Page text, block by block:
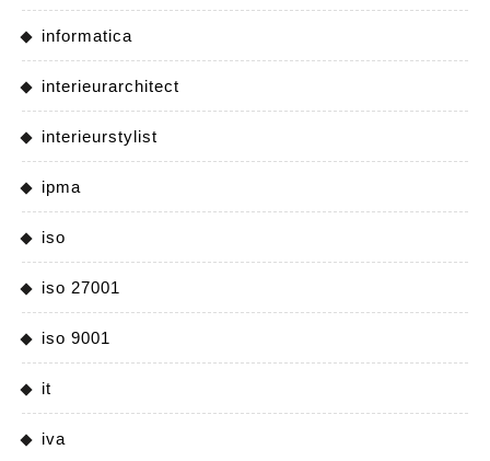
informatica
interieurarchitect
interieurstylist
ipma
iso
iso 27001
iso 9001
it
iva